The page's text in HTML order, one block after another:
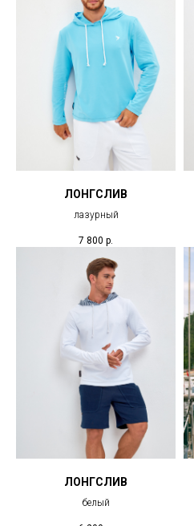
ЛОНГСЛИВ
лазурный
7 800 р.
ЛОНГСЛИВ
белый